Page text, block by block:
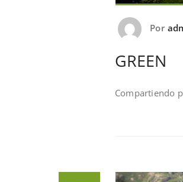
Por
GREEN
Compartiendo